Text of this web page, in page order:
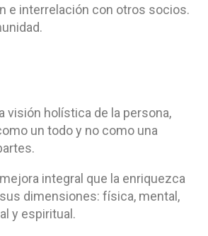
e interrelación con otros socios.
visión holística de la persona,
un todo y no como una
integral que la enriquezca
dimensiones: física, mental,
y espiritual.